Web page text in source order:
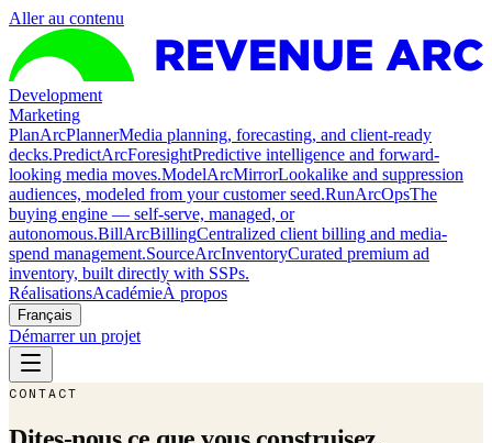
Aller au contenu
Development
Marketing
PlanArcPlannerMedia planning, forecasting, and client-ready
decks.PredictArcForesightPredictive intelligence and forward-
looking media moves.ModelArcMirrorLookalike and suppression
audiences, modeled from your customer seed.RunArcOpsThe
buying engine — self-serve, managed, or
autonomous.BillArcBillingCentralized client billing and media-
spend management.SourceArcInventoryCurated premium ad
inventory, built directly with SSPs.
RéalisationsAcadémieÀ propos
Français
Démarrer un projet
CONTACT